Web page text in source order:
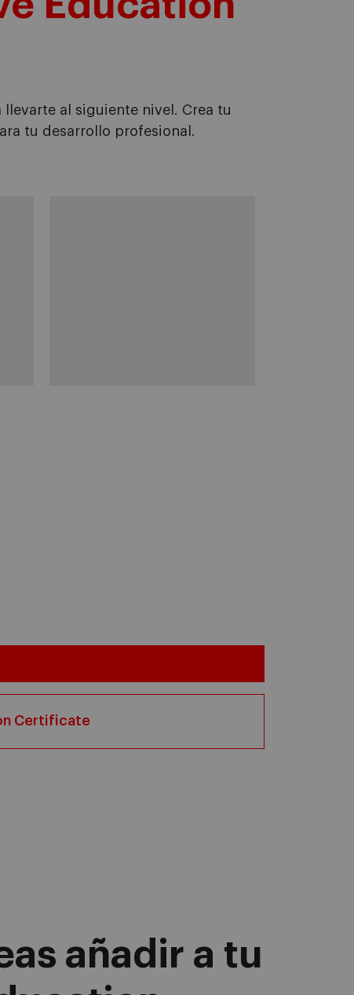
al siguiente nivel. Crea tu
tu desarrollo profesional.
Certificate
añadir a tu